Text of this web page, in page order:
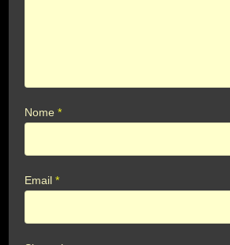
Nome*
Email*